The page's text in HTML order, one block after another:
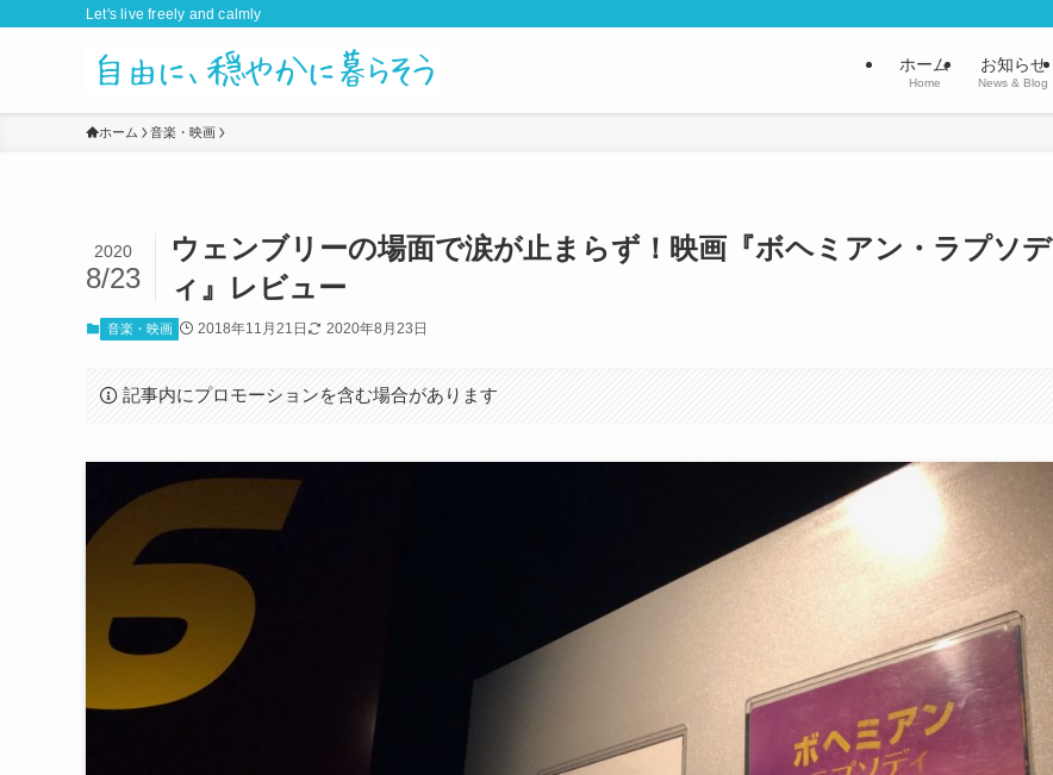
Let's live freely and calmly
ホーム
Home
お知らせ
News & Blog
ホーム 音楽・映画
ウェンブリーの場面で涙が止まらず！映画『ボヘミアン・ラプソデ
ィ』レビュー
2020
8/23
音楽・映画 2018年11月21日 2020年8月23日
記事内にプロモーションを含む場合があります